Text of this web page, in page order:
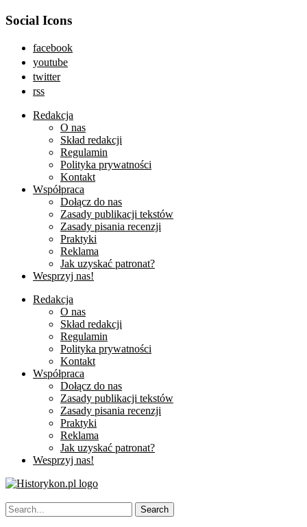
Social Icons
facebook
youtube
twitter
rss
Redakcja
O nas
Skład redakcji
Regulamin
Polityka prywatności
Kontakt
Współpraca
Dołącz do nas
Zasady publikacji tekstów
Zasady pisania recenzji
Praktyki
Reklama
Jak uzyskać patronat?
Wesprzyj nas!
Redakcja
O nas
Skład redakcji
Regulamin
Polityka prywatności
Kontakt
Współpraca
Dołącz do nas
Zasady publikacji tekstów
Zasady pisania recenzji
Praktyki
Reklama
Jak uzyskać patronat?
Wesprzyj nas!